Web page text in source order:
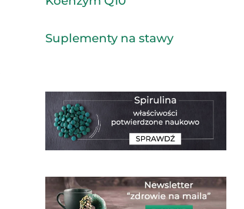
Suplementy na stawy